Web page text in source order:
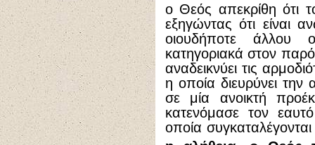
ο Θεός απεκρίθη ότι
εξηγώντας ότι είναι
οιουδήποτε άλλου
κατηγοριακά στον
αναδεικνύει τις
η οποία διευρύνει
σε μία ανοικτή
κατενόμασε τον
οποία